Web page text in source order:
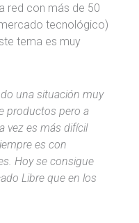
red con más de 50
tecnológico)
tema es muy
una situación muy
productos pero a
vez es más difícil
es con
Hoy se consigue
Libre que en los